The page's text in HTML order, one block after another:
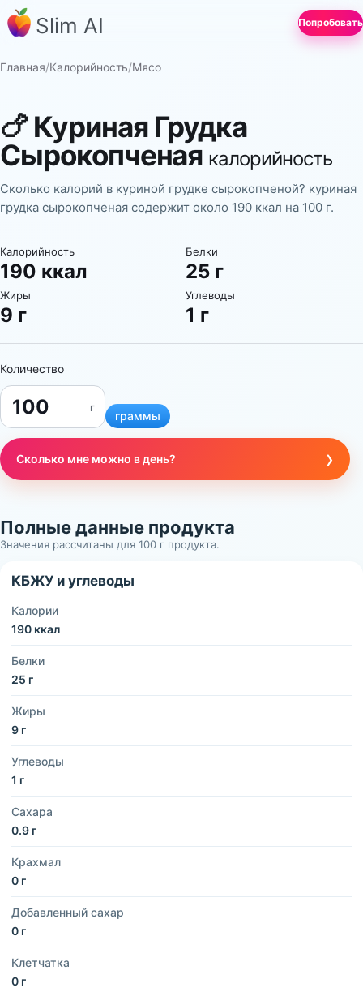
Slim AI Попробовать
Главная/Калорийность/Мясо
🍗Куриная Грудка
Сырокопченая калорийность
Сколько калорий в куриной грудке сырокопченой? куриная
грудка сырокопченая содержит около 190 ккал на 100 г.
Калорийность
190 ккал
Белки
25 г
Жиры
9 г
Углеводы
1 г
Количество
г
граммы
Сколько мне можно в день? ›
Полные данные продукта
Значения рассчитаны для 100 г продукта.
КБЖУ и углеводы
Калории
190 ккал
Белки
25 г
Жиры
9 г
Углеводы
1 г
Сахара
0.9 г
Крахмал
0 г
Добавленный сахар
0 г
Клетчатка
0 г